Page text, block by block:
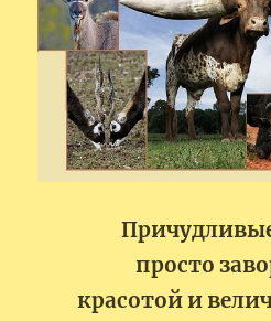
просто
красотой и